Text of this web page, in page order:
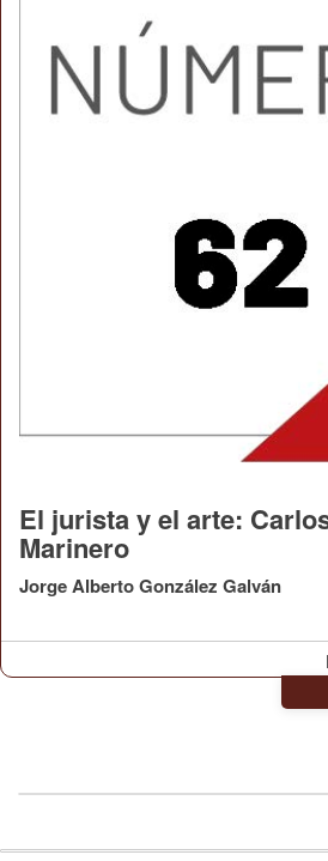
El jurista y el arte:
Marinero
Jorge Alberto González Galván